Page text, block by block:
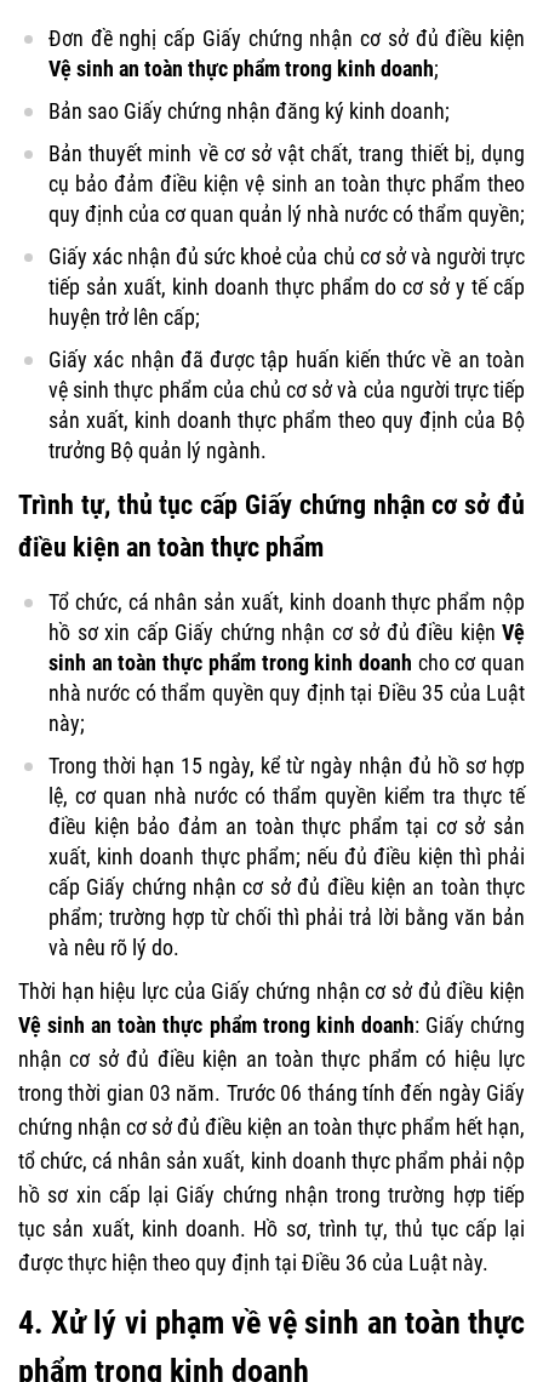
Đơn đề nghị cấp Giấy chứng nhận cơ sở đủ điều kiện
Vệ sinh an toàn thực phẩm trong kinh doanh;
Bản sao Giấy chứng nhận đăng ký kinh doanh;
Bản thuyết minh về cơ sở vật chất, trang thiết bị, dụng
cụ bảo đảm điều kiện vệ sinh an toàn thực phẩm theo
quy định của cơ quan quản lý nhà nước có thẩm quyền;
Giấy xác nhận đủ sức khoẻ của chủ cơ sở và người trực
tiếp sản xuất, kinh doanh thực phẩm do cơ sở y tế cấp
huyện trở lên cấp;
Giấy xác nhận đã được tập huấn kiến thức về an toàn
vệ sinh thực phẩm của chủ cơ sở và của người trực tiếp
sản xuất, kinh doanh thực phẩm theo quy định của Bộ
trưởng Bộ quản lý ngành.
Trình tự, thủ tục cấp Giấy chứng nhận cơ sở đủ
điều kiện an toàn thực phẩm
Tổ chức, cá nhân sản xuất, kinh doanh thực phẩm nộp
hồ sơ xin cấp Giấy chứng nhận cơ sở đủ điều kiện Vệ
sinh an toàn thực phẩm trong kinh doanh cho cơ quan
nhà nước có thẩm quyền quy định tại Điều 35 của Luật
này;
Trong thời hạn 15 ngày, kể từ ngày nhận đủ hồ sơ hợp
lệ, cơ quan nhà nước có thẩm quyền kiểm tra thực tế
điều kiện bảo đảm an toàn thực phẩm tại cơ sở sản
xuất, kinh doanh thực phẩm; nếu đủ điều kiện thì phải
cấp Giấy chứng nhận cơ sở đủ điều kiện an toàn thực
phẩm; trường hợp từ chối thì phải trả lời bằng văn bản
và nêu rõ lý do.
Thời hạn hiệu lực của Giấy chứng nhận cơ sở đủ điều kiện
Vệ sinh an toàn thực phẩm trong kinh doanh: Giấy chứng
nhận cơ sở đủ điều kiện an toàn thực phẩm có hiệu lực
trong thời gian 03 năm. Trước 06 tháng tính đến ngày Giấy
chứng nhận cơ sở đủ điều kiện an toàn thực phẩm hết hạn,
tổ chức, cá nhân sản xuất, kinh doanh thực phẩm phải nộp
hồ sơ xin cấp lại Giấy chứng nhận trong trường hợp tiếp
tục sản xuất, kinh doanh. Hồ sơ, trình tự, thủ tục cấp lại
được thực hiện theo quy định tại Điều 36 của Luật này.
4. Xử lý vi phạm về vệ sinh an toàn thực
phẩm trong kinh doanh